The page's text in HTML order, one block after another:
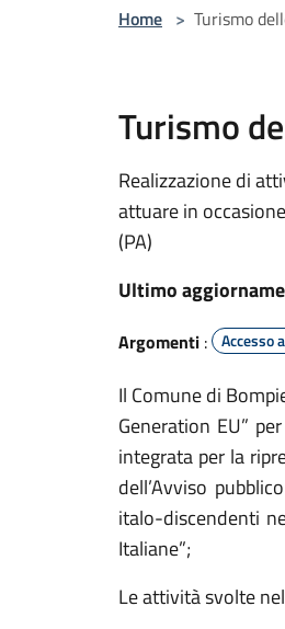
Home > Turismo
Turismo
Realizzazione di
attuare in
(PA)
Ultimo
Argomenti : Accesso
Il Comune di
Generation EU”
integrata per la
dell’Avviso
italo-discendenti
Italiane”;
Le attività svolte